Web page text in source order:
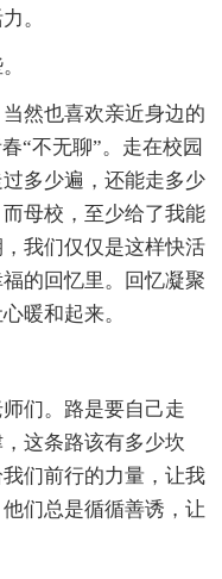
。
然也喜欢亲近身边的
“不无聊”。走在校园
多少遍，还能走多少
母校，至少给了我能
我们仅仅是这样快活
的回忆里。回忆凝聚
暖和起来。
们。路是要自己走
这条路该有多少坎
们前行的力量，让我
们总是循循善诱，让